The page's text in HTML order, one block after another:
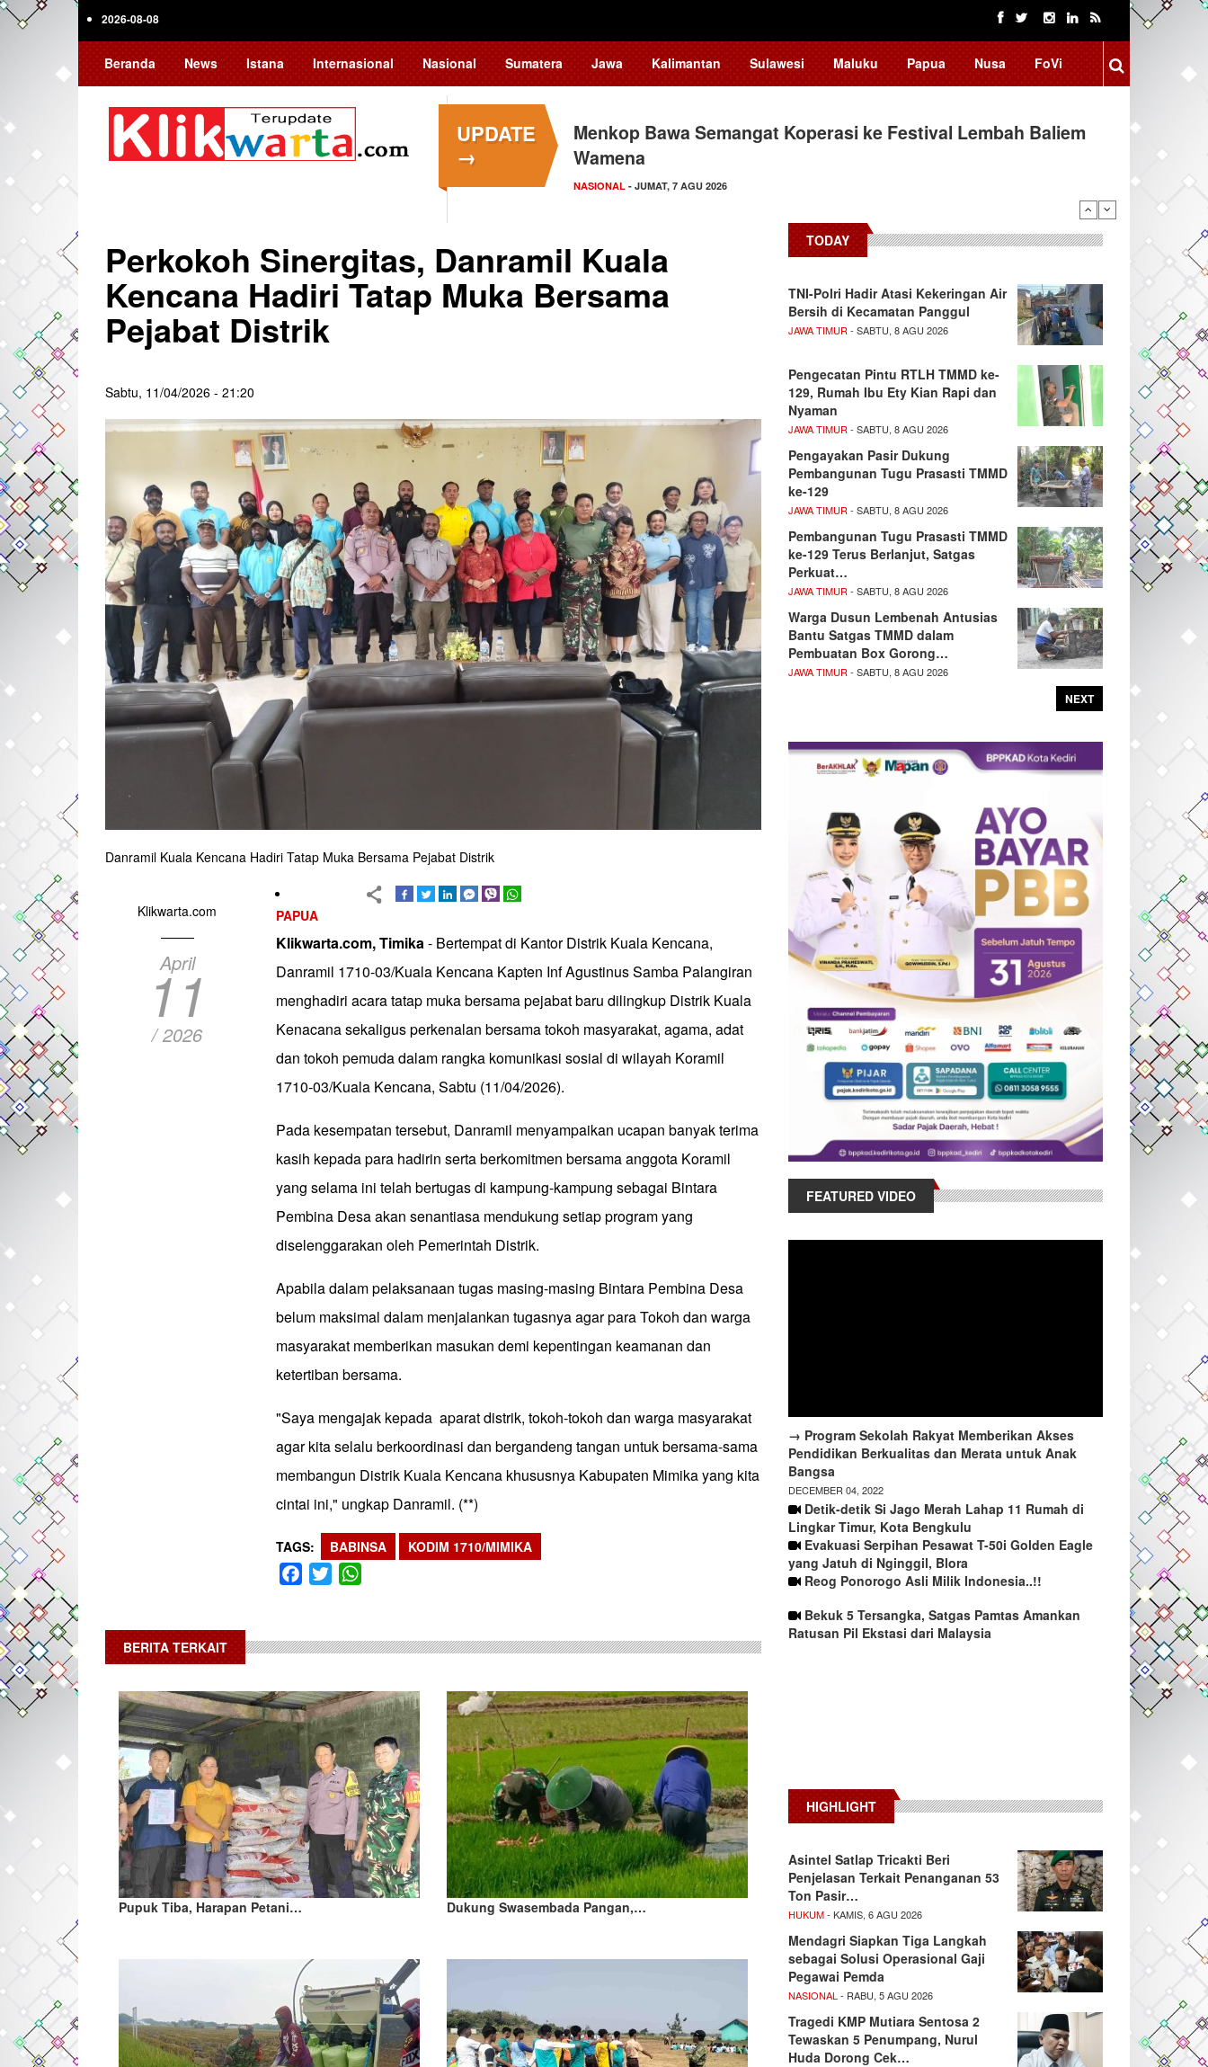
Skip
2026-08-08
Beranda News Istana Internasional Nasional Sumatera Jawa Kalimantan Sulawesi Maluku Papua Nusa FoVi
UPDATE
→
Menkop Bawa Semangat Koperasi ke Festival Lembah Baliem
Wamena
NASIONAL - JUMAT, 7 AGU 2026
Perkokoh Sinergitas, Danramil Kuala
Kencana Hadiri Tatap Muka Bersama
Pejabat Distrik
Sabtu, 11/04/2026 - 21:20
Danramil Kuala Kencana Hadiri Tatap Muka Bersama Pejabat Distrik
Klikwarta.com
April
11
/ 2026
PAPUA
Klikwarta.com, Timika- Bertempat di Kantor Distrik Kuala Kencana,
Danramil 1710-03/Kuala Kencana Kapten Inf Agustinus Samba Palangiran
menghadiri acara tatap muka bersama pejabat baru dilingkup Distrik Kuala
Kenacana sekaligus perkenalan bersama tokoh masyarakat, agama, adat
dan tokoh pemuda dalam rangka komunikasi sosial di wilayah Koramil
1710-03/Kuala Kencana, Sabtu (11/04/2026).
Pada kesempatan tersebut, Danramil menyampaikan ucapan banyak terima
kasih kepada para hadirin serta berkomitmen bersama anggota Koramil
yang selama ini telah bertugas di kampung-kampung sebagai Bintara
Pembina Desa akan senantiasa mendukung setiap program yang
diselenggarakan oleh Pemerintah Distrik.
Apabila dalam pelaksanaan tugas masing-masing Bintara Pembina Desa
belum maksimal dalam menjalankan tugasnya agar para Tokoh dan warga
masyarakat memberikan masukan demi kepentingan keamanan dan
ketertiban bersama.
"Saya mengajak kepada aparat distrik, tokoh-tokoh dan warga masyarakat
agar kita selalu berkoordinasi dan bergandeng tangan untuk bersama-sama
membangun Distrik Kuala Kencana khususnya Kabupaten Mimika yang kita
cintai ini," ungkap Danramil. (**)
TAGS BABINSA KODIM 1710/MIMIKA
Facebook
Twitter
BERITA TERKAIT
Pupuk Tiba, Harapan Petani… Dukung Swasembada Pangan,…
TODAY
TNI-Polri Hadir Atasi Kekeringan Air
Bersih di Kecamatan Panggul
JAWA TIMUR - SABTU, 8 AGU 2026
Pengecatan Pintu RTLH TMMD ke-
129, Rumah Ibu Ety Kian Rapi dan
Nyaman
JAWA TIMUR - SABTU, 8 AGU 2026
Pengayakan Pasir Dukung
Pembangunan Tugu Prasasti TMMD
ke-129
JAWA TIMUR - SABTU, 8 AGU 2026
Pembangunan Tugu Prasasti TMMD
ke-129 Terus Berlanjut, Satgas
Perkuat…
JAWA TIMUR - SABTU, 8 AGU 2026
Warga Dusun Lembenah Antusias
Bantu Satgas TMMD dalam
Pembuatan Box Gorong…
JAWA TIMUR - SABTU, 8 AGU 2026
NEXT
FEATURED VIDEO
→ Program Sekolah Rakyat Memberikan Akses
Pendidikan Berkualitas dan Merata untuk Anak
Bangsa
DECEMBER 04, 2022
Detik-detik Si Jago Merah Lahap 11 Rumah di
Lingkar Timur, Kota Bengkulu
Evakuasi Serpihan Pesawat T-50i Golden Eagle
yang Jatuh di Nginggil, Blora
Reog Ponorogo Asli Milik Indonesia..!!
Bekuk 5 Tersangka, Satgas Pamtas Amankan
Ratusan Pil Ekstasi dari Malaysia
HIGHLIGHT
Asintel Satlap Tricakti Beri
Penjelasan Terkait Penanganan 53
Ton Pasir…
HUKUM- KAMIS, 6 AGU 2026
Mendagri Siapkan Tiga Langkah
sebagai Solusi Operasional Gaji
Pegawai Pemda
NASIONAL - RABU, 5 AGU 2026
Tragedi KMP Mutiara Sentosa 2
Tewaskan 5 Penumpang, Nurul
Huda Dorong Cek…